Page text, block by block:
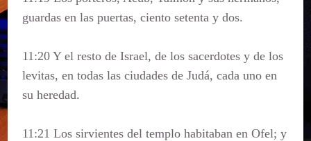
guardas en las puertas, ciento setenta y dos.
11:20 Y el resto de Israel, de los sacerdotes y de los
levitas, en todas las ciudades de Judá, cada uno en
su heredad.
11:21 Los sirvientes del templo habitaban en Ofel; y